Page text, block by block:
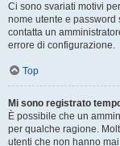
Ci sono svariati motivi
nome utente e password
contatta un
errore di configurazione.
Top
Mi sono registrato
È possibile che un
per qualche ragione.
utenti che non hanno